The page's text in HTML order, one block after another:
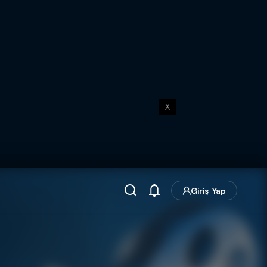
X
Giriş Yap